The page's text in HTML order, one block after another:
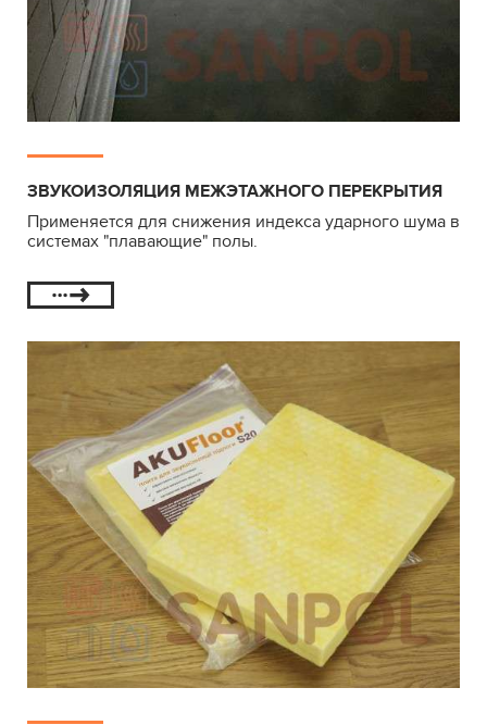
ЗВУКОИЗОЛЯЦИЯ МЕЖЭТАЖНОГО ПЕРЕКРЫТИЯ
Применяется для снижения индекса ударного шума в
системах "плавающие" полы.